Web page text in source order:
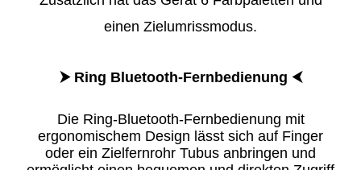
einen Zielumrissmodus.
⮞ Ring Bluetooth-Fernbedienung ⮜
Die Ring-Bluetooth-Fernbedienung mit
ergonomischem Design lässt sich auf Finger
oder ein Zielfernrohr Tubus anbringen und